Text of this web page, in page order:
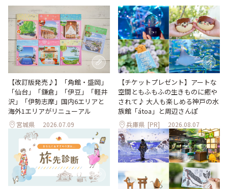
【改訂版発売♪】「角館・盛岡」
「仙台」「鎌倉」「伊豆」「軽井
沢」「伊勢志摩」国内6エリアと
海外1エリアがリニューアル
宮城県 2026.07.09
【チケットプレゼント】アートな
空間ともふもふの生きものに癒や
されて♪ 大人も楽しめる神戸の水
族館「átoa」と周辺さんぽ
兵庫県 [PR] 2026.08.07